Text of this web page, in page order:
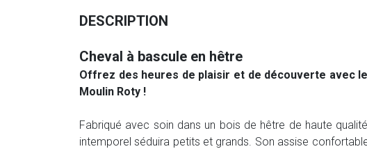
DESCRIPTION
Cheval à bascule en hêtre
Offrez des heures de plaisir et de découverte avec
Moulin Roty !
Fabriqué avec soin dans un bois de hêtre de haute
intemporel séduira petits et grands. Son assise